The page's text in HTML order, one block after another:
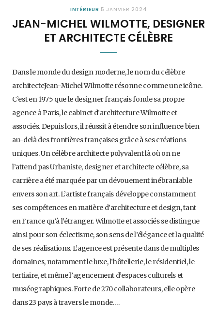
INTÉRIEUR 5 JANVIER 2024
JEAN-MICHEL WILMOTTE, DESIGNER
ET ARCHITECTE CÉLÈBRE
Dans le monde du design moderne, le nom du célèbre
architecteJean-Michel Wilmotte résonne comme une icône.
C’est en 1975 que le designer français fonde sa propre
agence à Paris, le cabinet d’architecture Wilmotte et
associés. Depuis lors, il réussit à étendre son influence bien
au-delà des frontières françaises grâce à ses créations
uniques. Un célèbre architecte polyvalent là où on ne
l’attend pas Urbaniste, designer et architecte célèbre, sa
carrière a été marquée par un dévouement inébranlable
envers son art. L’artiste français développe constamment
ses compétences en matière d’architecture et design, tant
en France qu’à l’étranger. Wilmotte et associés se distingue
ainsi pour son éclectisme, son sens de l’élégance et la qualité
de ses réalisations. L’agence est présente dans de multiples
domaines, notamment le luxe, l’hôtellerie, le résidentiel, le
tertiaire, et même l’agencement d’espaces culturels et
muséographiques. Forte de 270 collaborateurs, elle opère
dans 23 pays à travers le monde.…